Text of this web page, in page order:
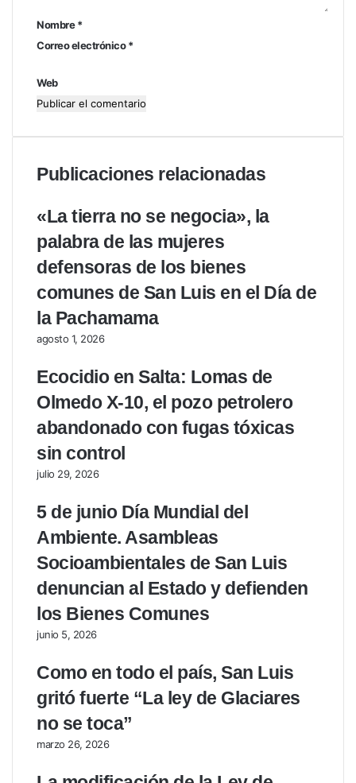
i
*
Nombre*
Correo electrónico*
Web
Publicaciones relacionadas
«La tierra no se negocia», la
palabra de las mujeres
defensoras de los bienes
comunes de San Luis en el Día de
la Pachamama
agosto 1, 2026
Ecocidio en Salta: Lomas de
Olmedo X-10, el pozo petrolero
abandonado con fugas tóxicas
sin control
julio 29, 2026
5 de junio Día Mundial del
Ambiente. Asambleas
Socioambientales de San Luis
denuncian al Estado y defienden
los Bienes Comunes
junio 5, 2026
Como en todo el país, San Luis
gritó fuerte “La ley de Glaciares
no se toca”
marzo 26, 2026